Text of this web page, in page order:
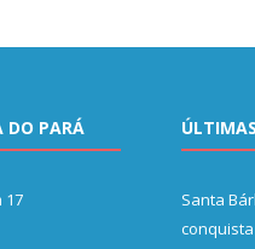
DO PARÁ
17
Santa